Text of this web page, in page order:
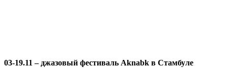
03-19.11 – джазовый фестиваль Aknabk в Стамбуле